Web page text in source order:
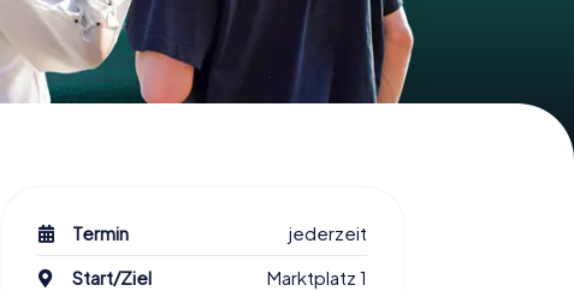
Termin
jederzeit
Start/Ziel
Marktplatz 1